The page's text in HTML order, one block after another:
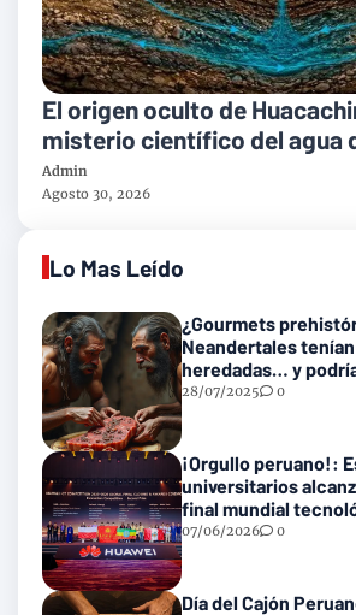
El origen oculto de
misterio científico del agua
oasis natural más famoso
latina
Admin
Agosto 30, 2026
Lo Mas Leído
¿Gourmets
Neandertales
heredadas… y
con gusanos
28/07/2025 0
¡Orgullo peruano!:
universitarios
final mundial
07/06/2026 0
Día del Cajón